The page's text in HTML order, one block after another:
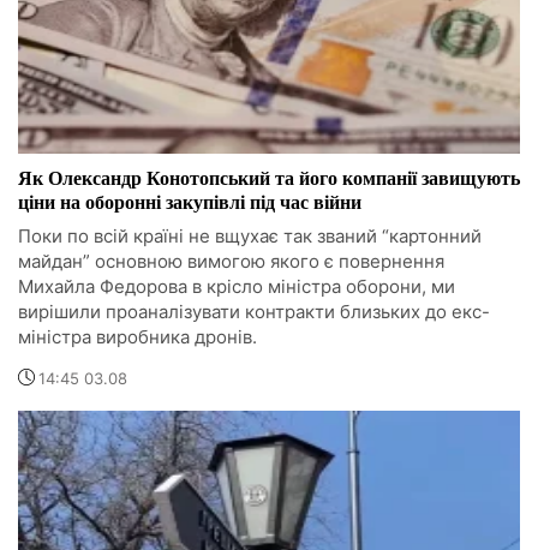
Як Олександр Конотопський та його компанії завищують
ціни на оборонні закупівлі під час війни
Поки по всій країні не вщухає так званий “картонний
майдан” основною вимогою якого є повернення
Михайла Федорова в крісло міністра оборони, ми
вирішили проаналізувати контракти близьких до екс-
міністра виробника дронів.
14:45 03.08